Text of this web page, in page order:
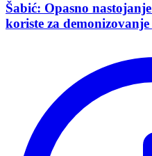
Šabić: Opasno
koriste za